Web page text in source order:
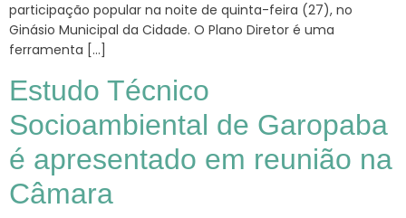
participação popular na noite de quinta-feira (27), no
Ginásio Municipal da Cidade. O Plano Diretor é uma
ferramenta […]
Estudo Técnico
Socioambiental de Garopaba
é apresentado em reunião na
Câmara